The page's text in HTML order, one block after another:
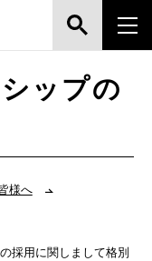
様へ
ップの
採⽤に関しまして格別